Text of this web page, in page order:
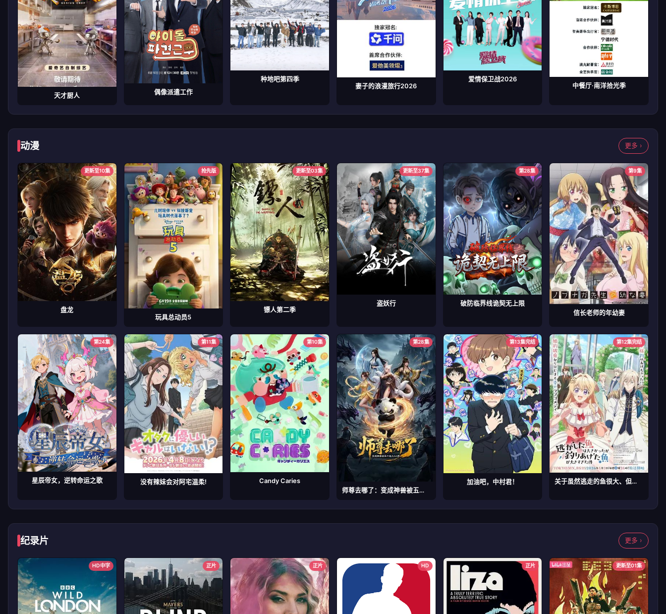
天才厨人 偶像派遣工作
种地吧第四季
妻子的浪漫旅行2026
爱情保卫战2026
中餐厅·南洋拾光季
动漫 更多 ›
更新至10集
盘龙
抢先版
玩具总动员5
更新至03集
镖人第二季
更新至37集
盗妖行
第28集
破防临界线诡契无上限
第9集
信长老师的年幼妻
第24集
星辰帝女，逆转命运之歌
第11集
没有辣妹会对阿宅温柔!
第10集
Candy Caries
第28集
师尊去哪了：变成神兽被五个徒儿rua秃
第13集完结
加油吧，中村君！
第12集完结
关于虽然逃走的鱼很大、但钓上来的鱼却太大了这件事
纪录片 更多 ›
HD中字 正片 正片 HD 正片 更新至01集